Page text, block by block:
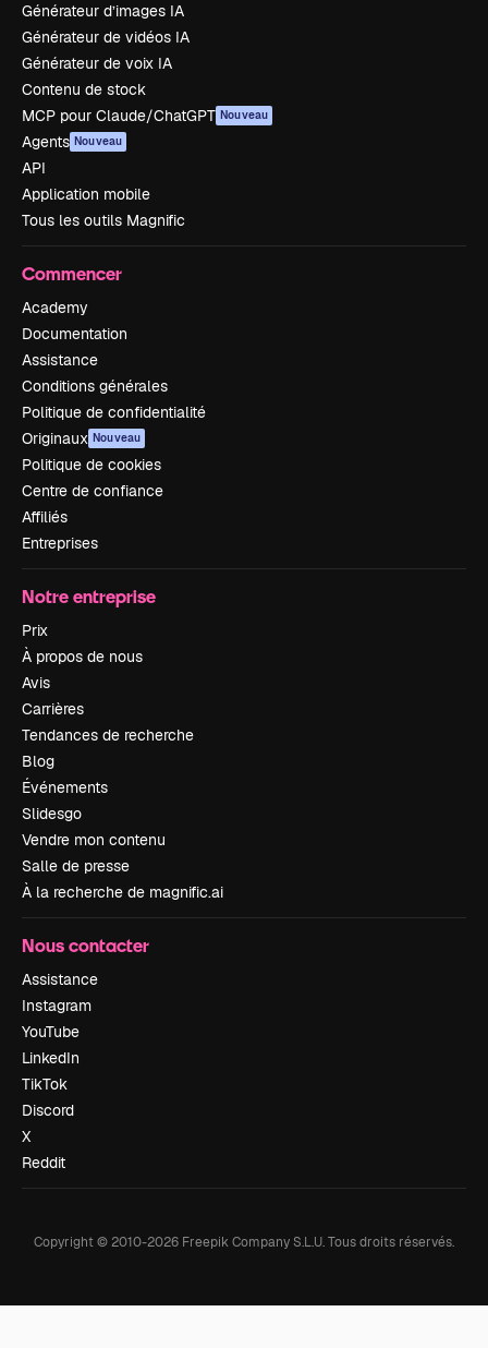
Générateur d’images IA
Générateur de vidéos IA
Générateur de voix IA
Contenu de stock
MCP pour Claude/ChatGPT Nouveau
Agents Nouveau
API
Application mobile
Tous les outils Magnific
Commencer
Academy
Documentation
Assistance
Conditions générales
Politique de confidentialité
Originaux Nouveau
Politique de cookies
Centre de confiance
Affiliés
Entreprises
Notre entreprise
Prix
À propos de nous
Avis
Carrières
Tendances de recherche
Blog
Événements
Slidesgo
Vendre mon contenu
Salle de presse
À la recherche de magnific.ai
Nous contacter
Assistance
Instagram
YouTube
LinkedIn
TikTok
Discord
X
Reddit
Copyright © 2010-2026 Freepik Company S.L.U.Tous droits réservés.